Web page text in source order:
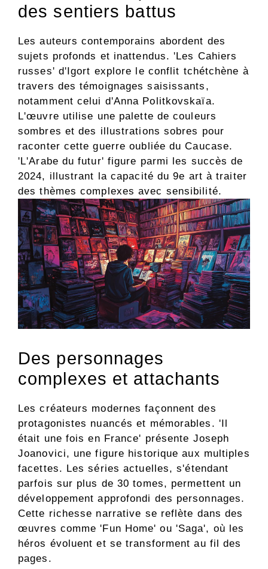
des sentiers battus
Les auteurs contemporains abordent des
sujets profonds et inattendus. 'Les Cahiers
russes' d'Igort explore le conflit tchétchène à
travers des témoignages saisissants,
notamment celui d'Anna Politkovskaïa.
L'œuvre utilise une palette de couleurs
sombres et des illustrations sobres pour
raconter cette guerre oubliée du Caucase.
'L'Arabe du futur' figure parmi les succès de
2024, illustrant la capacité du 9e art à traiter
des thèmes complexes avec sensibilité.
Des personnages
complexes et attachants
Les créateurs modernes façonnent des
protagonistes nuancés et mémorables. 'Il
était une fois en France' présente Joseph
Joanovici, une figure historique aux multiples
facettes. Les séries actuelles, s'étendant
parfois sur plus de 30 tomes, permettent un
développement approfondi des personnages.
Cette richesse narrative se reflète dans des
œuvres comme 'Fun Home' ou 'Saga', où les
héros évoluent et se transforment au fil des
pages.